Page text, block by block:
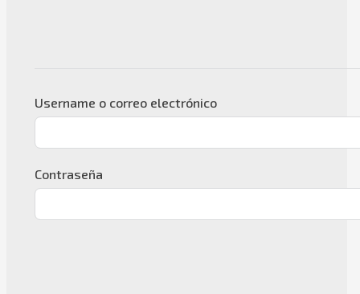
Username o correo electrónico
Contraseña